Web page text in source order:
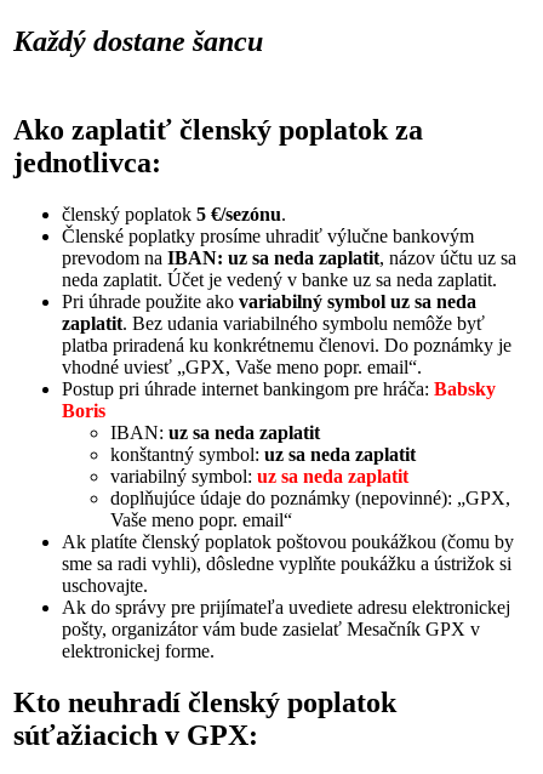
Každý dostane šancu
Ako zaplatiť členský poplatok za
jednotlivca:
členský poplatok 5 €/sezónu.
Členské poplatky prosíme uhradiť výlučne bankovým
prevodom na IBAN: uz sa neda zaplatit, názov účtu uz sa
neda zaplatit. Účet je vedený v banke uz sa neda zaplatit.
Pri úhrade použite ako variabilný symbol uz sa neda
zaplatit. Bez udania variabilného symbolu nemôže byť
platba priradená ku konkrétnemu členovi. Do poznámky je
vhodné uviesť „GPX, Vaše meno popr. email“.
Postup pri úhrade internet bankingom pre hráča: Babsky
Boris
IBAN: uz sa neda zaplatit
konštantný symbol: uz sa neda zaplatit
variabilný symbol: uz sa neda zaplatit
doplňujúce údaje do poznámky (nepovinné): „GPX,
Vaše meno popr. email“
Ak platíte členský poplatok poštovou poukážkou (čomu by
sme sa radi vyhli), dôsledne vyplňte poukážku a ústrižok si
uschovajte.
Ak do správy pre prijímateľa uvediete adresu elektronickej
pošty, organizátor vám bude zasielať Mesačník GPX v
elektronickej forme.
Kto neuhradí členský poplatok
súťažiacich v GPX: